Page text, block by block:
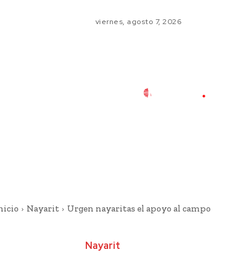
viernes, agosto 7, 2026
Nayarit Urgen nayaritas el apoyo al campo
Nayarit